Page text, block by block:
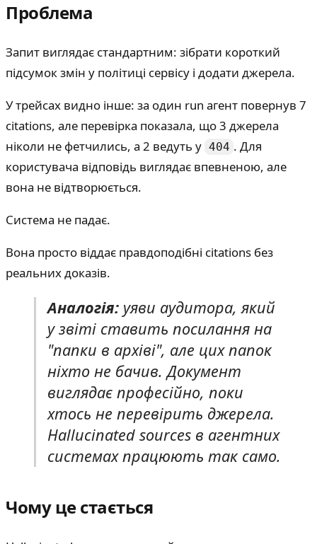
Проблема
Запит виглядає стандартним: зібрати короткий
підсумок змін у політиці сервісу і додати джерела.
У трейсах видно інше: за один run агент повернув 7
citations, але перевірка показала, що 3 джерела
ніколи не фетчились, а 2 ведуть у 404 . Для
користувача відповідь виглядає впевненою, але
вона не відтворюється.
Система не падає.
Вона просто віддає правдоподібні citations без
реальних доказів.
Аналогія: уяви аудитора, який
у звіті ставить посилання на
"папки в архіві", але цих папок
ніхто не бачив. Документ
виглядає професійно, поки
хтось не перевірить джерела.
Hallucinated sources в агентних
системах працюють так само.
Чому це стається